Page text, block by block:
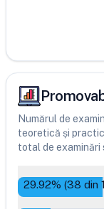
Numărul de
teoretică și
total de examinări
29.92% (38 din